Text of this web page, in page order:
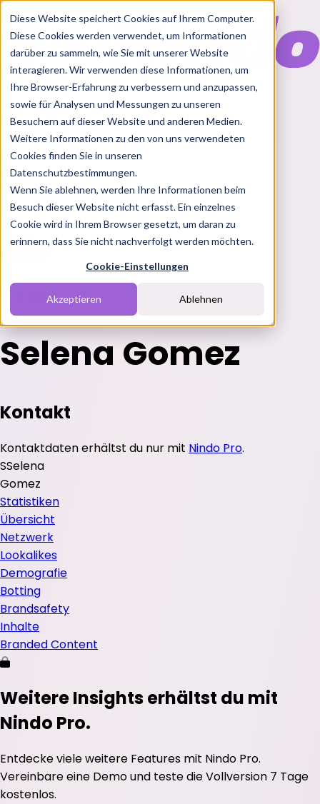
Diese Website speichert Cookies auf Ihrem Computer.
Diese Cookies werden verwendet, um Informationen
darüber zu sammeln, wie Sie mit unserer Website
interagieren. Wir verwenden diese Informationen, um
Ihre Browser-Erfahrung zu verbessern und anzupassen,
sowie für Analysen und Messungen zu unseren
Besuchern auf dieser Website und anderen Medien.
Weitere Informationen zu den von uns verwendeten
Cookies finden Sie in unseren
Datenschutzbestimmungen.
Wenn Sie ablehnen, werden Ihre Informationen beim
Besuch dieser Website nicht erfasst. Ein einzelnes
Cookie wird in Ihrem Browser gesetzt, um daran zu
erinnern, dass Sie nicht nachverfolgt werden möchten.
Cookie-Einstellungen
Akzeptieren Ablehnen
Features
Solutions
BlogChartsRabatt CodesPakete
Login
Selena Gomez
Kontakt
Kontaktdaten erhältst du nur mit Nindo Pro.
SSelena
Gomez
Statistiken
Übersicht
Netzwerk
Lookalikes
Demografie
Botting
Brandsafety
Inhalte
Branded Content
Weitere Insights erhältst du mit
Nindo Pro.
Entdecke viele weitere Features mit Nindo Pro.
Vereinbare eine Demo und teste die Vollversion 7 Tage
kostenlos.